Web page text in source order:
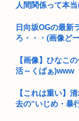
人間関係って本
日向坂OGの最新
ろ・・・(画像ど
【画像】ひなこ
活～くぱぁ)www
【これは重い】
去の“いじめ・暴